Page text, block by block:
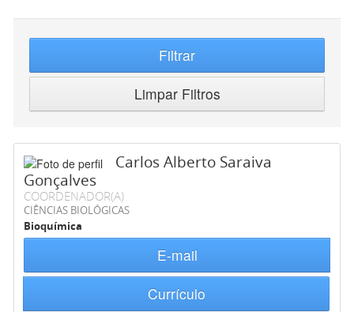
Filtrar
Limpar Filtros
Carlos Alberto Saraiva
Gonçalves
COORDENADOR(A)
CIÊNCIAS BIOLÓGICAS
Bioquímica
E-mail
Currículo